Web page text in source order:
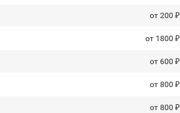
от 200 ₽
от 1800 ₽
от 600 ₽
от 800 ₽
от 800 ₽